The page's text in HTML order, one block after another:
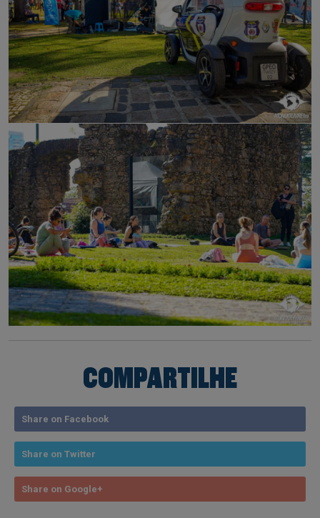
COMPARTILHE
Share on Facebook
Share on Twitter
Share on Google+